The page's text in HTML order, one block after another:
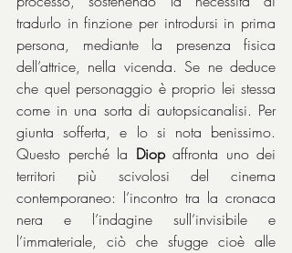
tradurlo in finzione per introdursi in prima
persona, mediante la presenza fisica
dell’attrice, nella vicenda. Se ne deduce
che quel personaggio è proprio lei stessa
come in una sorta di autopsicanalisi. Per
giunta sofferta, e lo si nota benissimo.
Questo perché la Diop affronta uno dei
territori più scivolosi del cinema
contemporaneo: l’incontro tra la cronaca
nera e l’indagine sull’invisibile e
l’immateriale, ciò che sfugge cioè alle